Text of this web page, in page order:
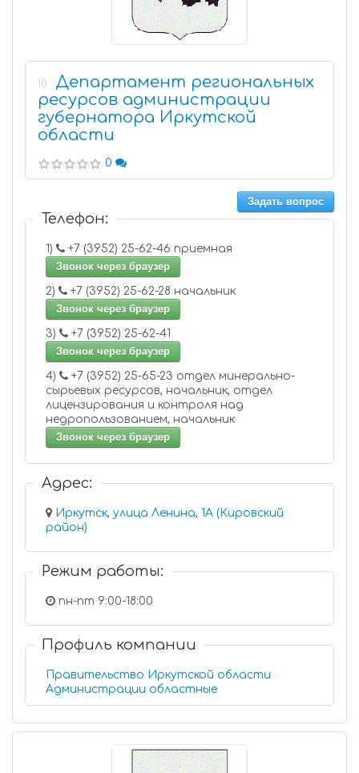
10
Департамент региональных
ресурсов администрации
губернатора Иркутской
области
0
Задать вопрос
Телефон:
1)
+7 (3952) 25-62-46 приемная
Звонок через браузер
2)
+7 (3952) 25-62-28 начальник
Звонок через браузер
3)
+7 (3952) 25-62-41
Звонок через браузер
4)
сырьевых ресурсов, начальник, отдел
лицензирования и контроля над
недропользованием, начальник
Звонок через браузер
Адрес:
Иркутск, улица Ленина, 1А (Кировский
район)
Режим работы:
пн-пт 9:00-18:00
Профиль компании
Правительство Иркутской области
Администрации областные